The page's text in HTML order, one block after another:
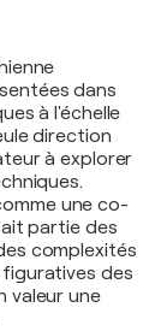
dans
à l'échelle
direction
à explorer
une co-
partie des
complexités
des
valeur une